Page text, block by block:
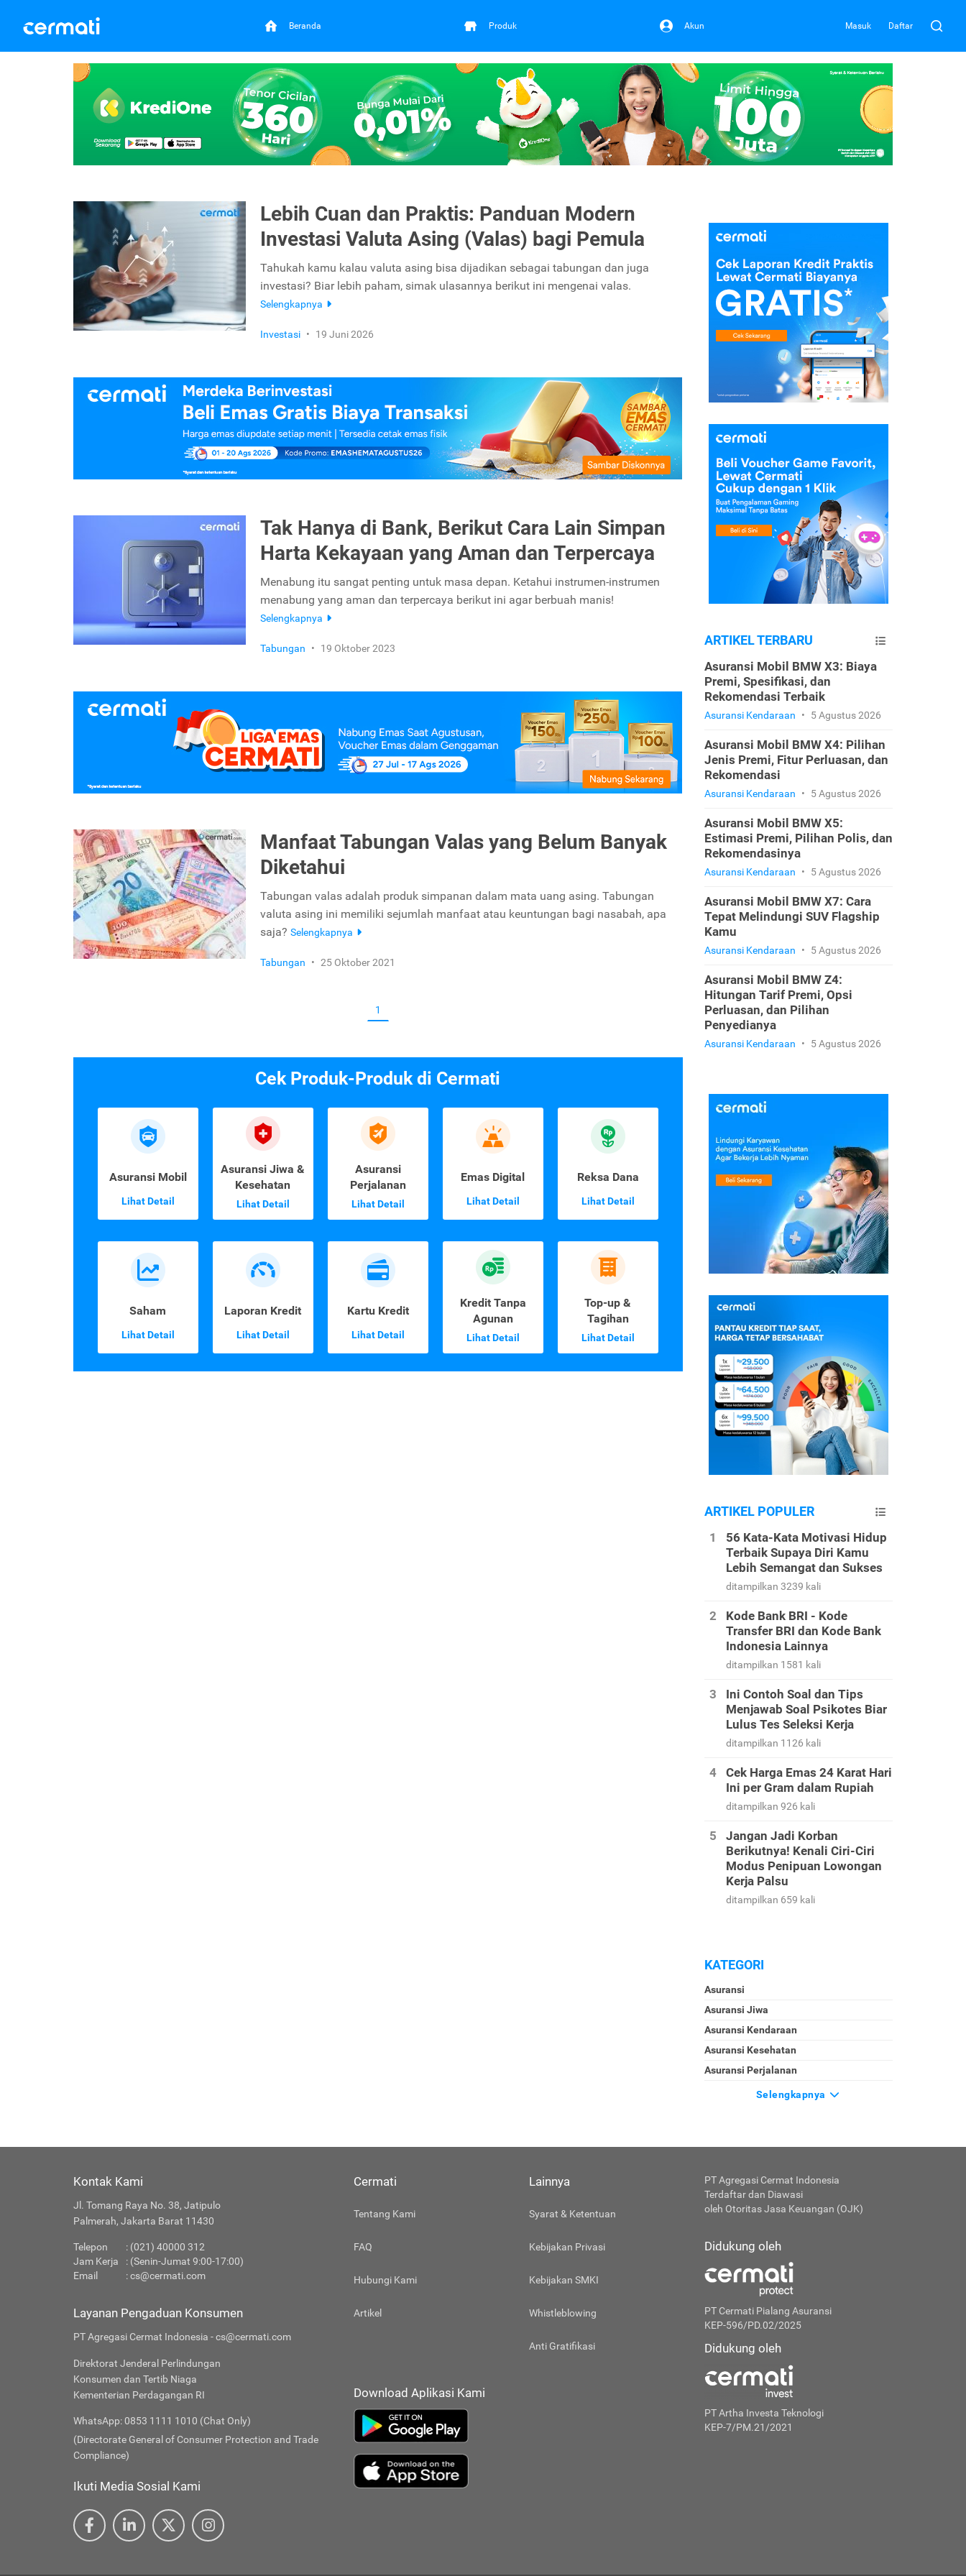
Beranda Produk Akun Masuk Daftar
Lebih Cuan dan Praktis: Panduan Modern
Investasi Valuta Asing (Valas) bagi Pemula
Tahukah kamu kalau valuta asing bisa dijadikan sebagai tabungan dan juga
investasi? Biar lebih paham, simak ulasannya berikut ini mengenai valas.
Selengkapnya
Investasi • 19 Juni 2026
Tak Hanya di Bank, Berikut Cara Lain Simpan
Harta Kekayaan yang Aman dan Terpercaya
Menabung itu sangat penting untuk masa depan. Ketahui instrumen-instrumen
menabung yang aman dan terpercaya berikut ini agar berbuah manis!
Selengkapnya
Tabungan • 19 Oktober 2023
Manfaat Tabungan Valas yang Belum Banyak
Diketahui
Tabungan valas adalah produk simpanan dalam mata uang asing. Tabungan
valuta asing ini memiliki sejumlah manfaat atau keuntungan bagi nasabah, apa
saja? Selengkapnya
Tabungan • 25 Oktober 2021
1
Cek Produk-Produk di Cermati
Asuransi Mobil
Lihat Detail
Asuransi Jiwa &
Kesehatan
Lihat Detail
Asuransi
Perjalanan
Lihat Detail
Emas Digital
Lihat Detail
Reksa Dana
Lihat Detail
Saham
Lihat Detail
Laporan Kredit
Lihat Detail
Kartu Kredit
Lihat Detail
Kredit Tanpa
Agunan
Lihat Detail
Top-up &
Tagihan
Lihat Detail
ARTIKEL TERBARU
Asuransi Mobil BMW X3: Biaya
Premi, Spesifikasi, dan
Rekomendasi Terbaik
Asuransi Kendaraan • 5 Agustus 2026
Asuransi Mobil BMW X4: Pilihan
Jenis Premi, Fitur Perluasan, dan
Rekomendasi
Asuransi Kendaraan • 5 Agustus 2026
Asuransi Mobil BMW X5:
Estimasi Premi, Pilihan Polis, dan
Rekomendasinya
Asuransi Kendaraan • 5 Agustus 2026
Asuransi Mobil BMW X7: Cara
Tepat Melindungi SUV Flagship
Kamu
Asuransi Kendaraan • 5 Agustus 2026
Asuransi Mobil BMW Z4:
Hitungan Tarif Premi, Opsi
Perluasan, dan Pilihan
Penyedianya
Asuransi Kendaraan • 5 Agustus 2026
ARTIKEL POPULER
56 Kata-Kata Motivasi Hidup
Terbaik Supaya Diri Kamu
Lebih Semangat dan Sukses
ditampilkan 3239 kali
Kode Bank BRI - Kode
Transfer BRI dan Kode Bank
Indonesia Lainnya
ditampilkan 1581 kali
Ini Contoh Soal dan Tips
Menjawab Soal Psikotes Biar
Lulus Tes Seleksi Kerja
ditampilkan 1126 kali
Cek Harga Emas 24 Karat Hari
Ini per Gram dalam Rupiah
ditampilkan 926 kali
Jangan Jadi Korban
Berikutnya! Kenali Ciri-Ciri
Modus Penipuan Lowongan
Kerja Palsu
ditampilkan 659 kali
KATEGORI
Asuransi
Asuransi Jiwa
Asuransi Kendaraan
Asuransi Kesehatan
Asuransi Perjalanan
Selengkapnya
Kontak Kami
Jl. Tomang Raya No. 38, Jatipulo
Palmerah, Jakarta Barat 11430
Telepon
: (021) 40000 312
Jam Kerja
: (Senin-Jumat 9:00-17:00)
Email
:cs@cermati.com
Layanan Pengaduan Konsumen
PT Agregasi Cermat Indonesia - cs@cermati.com
Direktorat Jenderal Perlindungan
Konsumen dan Tertib Niaga
Kementerian Perdagangan RI
WhatsApp: 0853 1111 1010 (Chat Only)
(Directorate General of Consumer Protection and Trade
Compliance)
Ikuti Media Sosial Kami
Cermati
Tentang Kami
FAQ
Hubungi Kami
Artikel
Lainnya
Syarat & Ketentuan
Kebijakan Privasi
Kebijakan SMKI
Whistleblowing
Anti Gratifikasi
Download Aplikasi Kami
PT Agregasi Cermat Indonesia
Terdaftar dan Diawasi
oleh Otoritas Jasa Keuangan (OJK)
Didukung oleh
PT Cermati Pialang Asuransi
KEP-596/PD.02/2025
Didukung oleh
PT Artha Investa Teknologi
KEP-7/PM.21/2021